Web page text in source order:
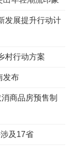
发展提升行动计
村行动方案
发布
商品房预售制
及17省